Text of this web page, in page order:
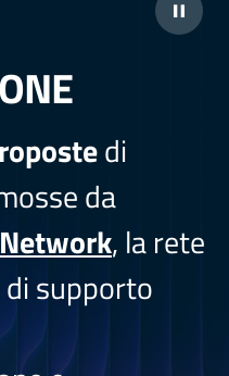
di
da
, la rete
supporto